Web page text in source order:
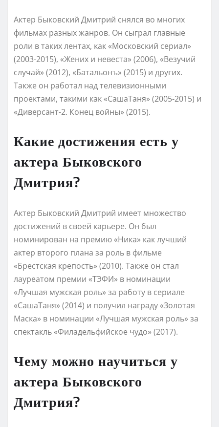
Актер Быковский Дмитрий снялся во многих
фильмах разных жанров. Он сыграл главные
роли в таких лентах, как «Московский сериал»
(2003-2015), «Жених и невеста» (2006), «Везучий
случай» (2012), «Батальонъ» (2015) и других.
Также он работал над телевизионными
проектами, такими как «СашаТаня» (2005-2015) и
«Диверсант-2. Конец войны» (2015).
Какие достижения есть у
актера Быковского
Дмитрия?
Актер Быковский Дмитрий имеет множество
достижений в своей карьере. Он был
номинирован на премию «Ника» как лучший
актер второго плана за роль в фильме
«Брестская крепость» (2010). Также он стал
лауреатом премии «ТЭФИ» в номинации
«Лучшая мужская роль» за работу в сериале
«СашаТаня» (2014) и получил награду «Золотая
Маска» в номинации «Лучшая мужская роль» за
спектакль «Филадельфийское чудо» (2017).
Чему можно научиться у
актера Быковского
Дмитрия?